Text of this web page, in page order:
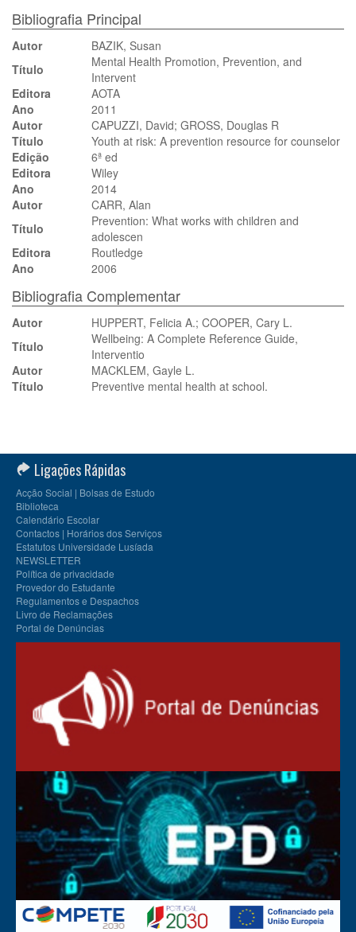
Bibliografia Principal
Autor
BAZIK, Susan
Título
Mental Health Promotion, Prevention, and
Intervent
Editora
AOTA
Ano
2011
Autor
CAPUZZI, David; GROSS, Douglas R
Título
Youth at risk: A prevention resource for counselor
Edição
6ª ed
Editora
Wiley
Ano
2014
Autor
CARR, Alan
Título
Prevention: What works with children and
adolescen
Editora
Routledge
Ano
2006
Bibliografia Complementar
Autor
HUPPERT, Felicia A.; COOPER, Cary L.
Título
Wellbeing: A Complete Reference Guide,
Interventio
Autor
MACKLEM, Gayle L.
Título
Preventive mental health at school.
Ligações Rápidas
Acção Social | Bolsas de Estudo
Biblioteca
Calendário Escolar
Contactos | Horários dos Serviços
Estatutos Universidade Lusíada
NEWSLETTER
Política de privacidade
Provedor do Estudante
Regulamentos e Despachos
Livro de Reclamações
Portal de Denúncias